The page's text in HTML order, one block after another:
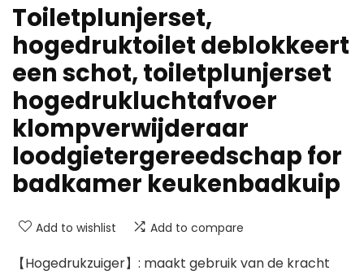
Toiletplunjerset,
hogedruktoilet deblokkeert
een schot, toiletplunjerset
hogedrukluchtafvoer
klompverwijderaar
loodgietergereedschap for
badkamer keukenbadkuip
Add to wishlist Add to compare
【Hogedrukzuiger】: maakt gebruik van de kracht